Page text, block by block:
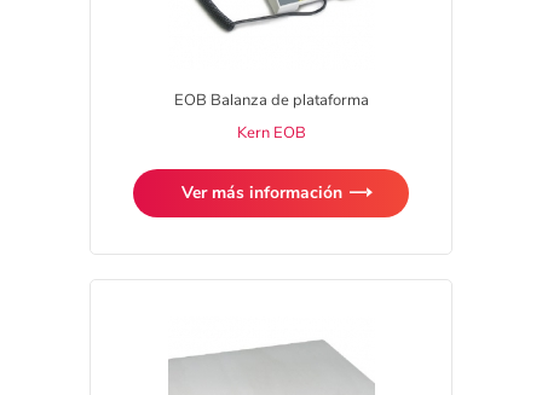
EOB Balanza de plataforma
Kern EOB
Ver más información